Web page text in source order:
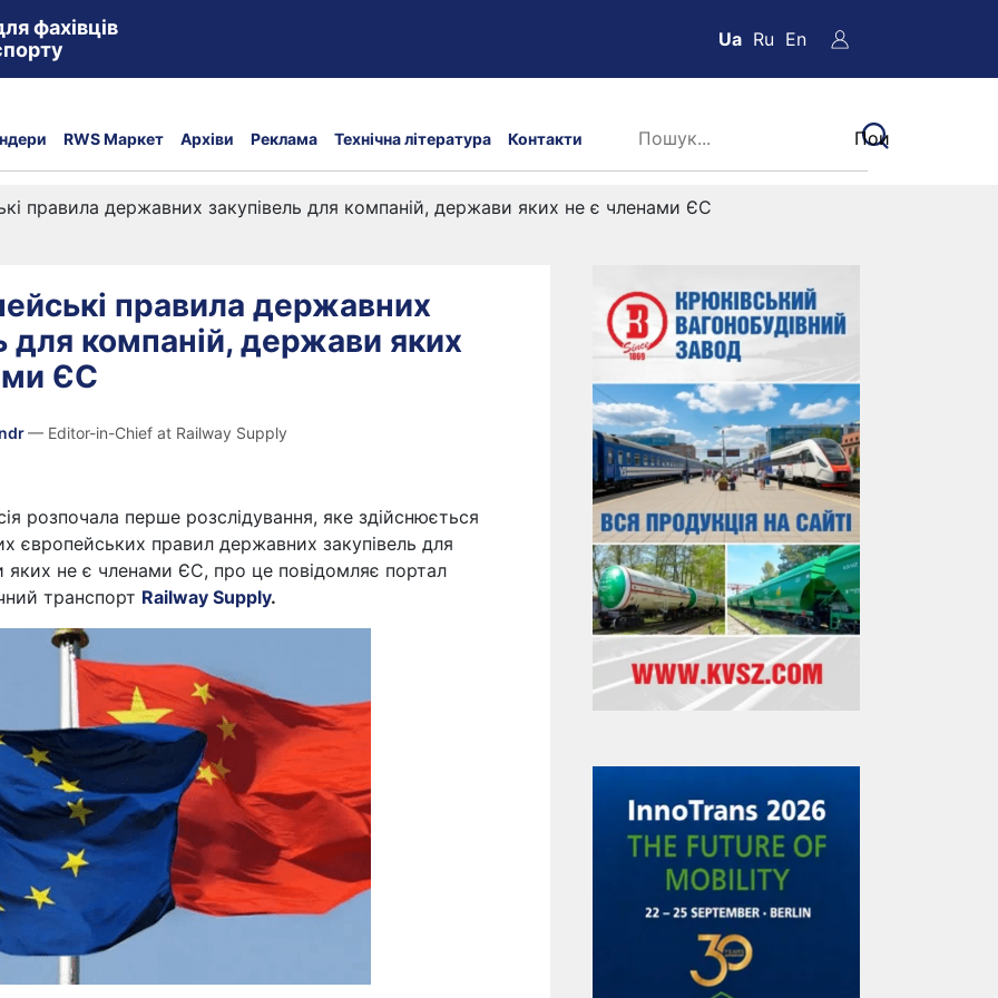
фахівців
Ua Ru En
RWS Маркет Архіви Реклама Технічна література Контакти
правила державних закупівель для компаній, держави яких не є членами ЄС
правила державних
для компаній, держави яких
ЄС
— Editor-in-Chief at Railway Supply
розпочала перше розслідування, яке здійснюється
європейських правил державних закупівель для
яких не є членами ЄС, про це повідомляє портал
транспорт Railway Supply.